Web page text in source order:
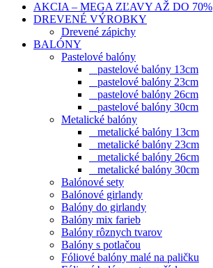
AKCIA – MEGA ZĽAVY AŽ DO 70%
DREVENÉ VÝROBKY
Drevené zápichy
BALÓNY
Pastelové balóny
pastelové balóny 13cm
pastelové balóny 23cm
pastelové balóny 26cm
pastelové balóny 30cm
Metalické balóny
metalické balóny 13cm
metalické balóny 23cm
metalické balóny 26cm
metalické balóny 30cm
Balónové sety
Balónové girlandy
Balóny do girlandy
Balóny mix farieb
Balóny rôznych tvarov
Balóny s potlačou
Fóliové balóny malé na paličku